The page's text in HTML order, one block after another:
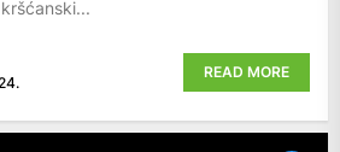
READ MORE